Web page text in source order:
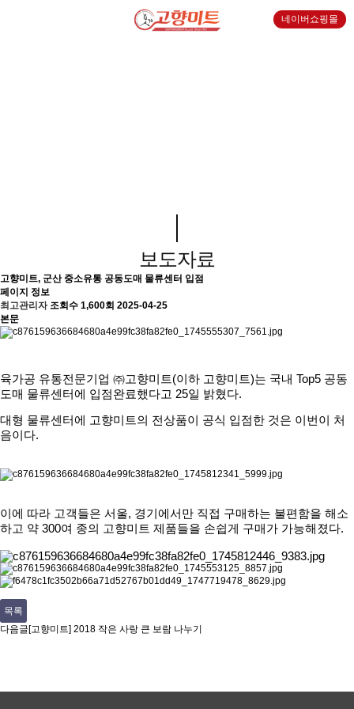
네이버쇼핑몰
보도자료
고향미트, 군산 중소유통 공동도매 물류센터 입점
페이지 정보
최고관리자 조회수 1,600회 2025-04-25
본문
육가공 유통전문기업 ㈜고향미트(이하 고향미트)는 국내 Top5 공동
도매 물류센터에 입점완료했다고 25일 밝혔다.
대형 물류센터에 고향미트의 전상품이 공식 입점한 것은 이번이 처
음이다.
이에 따라 고객들은 서울, 경기에서만 직접 구매하는 불편함을 해소
하고 약 300여 종의 고향미트 제품들을 손쉽게 구매가 가능해졌다.
목록
다음글[고향미트] 2018 작은 사랑 큰 보람 나누기